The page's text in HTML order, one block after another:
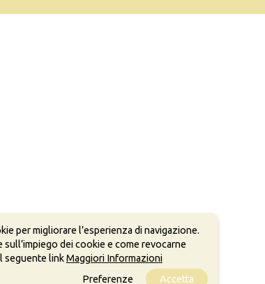
per migliorare l’esperienza di navigazione.
dei cookie e come revocarne
seguente linkMaggiori Informazioni
Preferenze
Accetta